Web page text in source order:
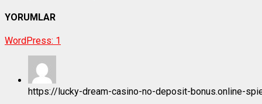
YORUMLAR
WordPress: 1
https://lucky-dream-casino-no-deposit-bonus.online-